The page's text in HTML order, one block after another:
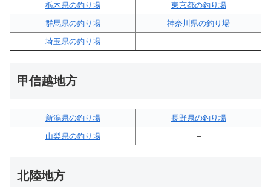
栃木県の釣り場
東京都の釣り場
群馬県の釣り場
神奈川県の釣り場
埼玉県の釣り場
–
甲信越地方
新潟県の釣り場
長野県の釣り場
山梨県の釣り場
–
北陸地方